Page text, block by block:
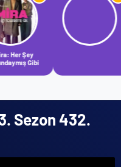
Sezon 432.